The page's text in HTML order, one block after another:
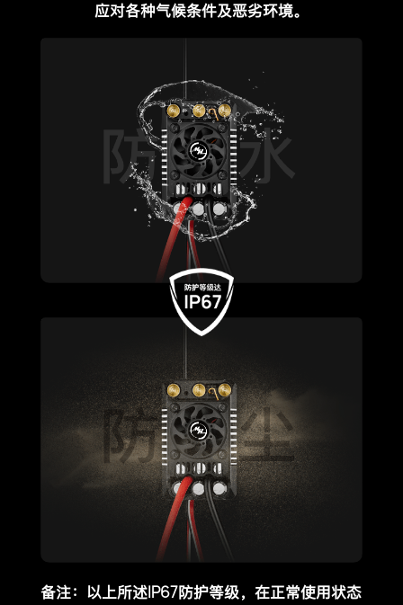
应对各种气候条件及恶劣环境。
备注：以上所述IP67防护等级，在正常使用状态